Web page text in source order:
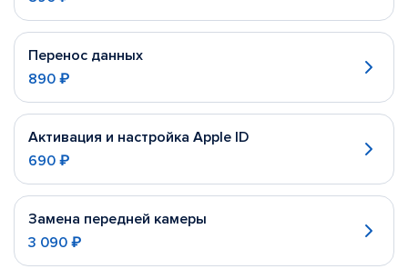
Перенос данных
890 ₽
Активация и настройка Apple ID
690 ₽
Замена передней камеры
3 090 ₽